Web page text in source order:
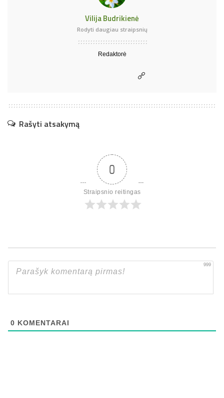
Vilija Budrikienė
Rodyti daugiau straipsnių
Redaktorė
Rašyti atsakymą
0
Straipsnio reitingas
999
0 KOMENTARAI